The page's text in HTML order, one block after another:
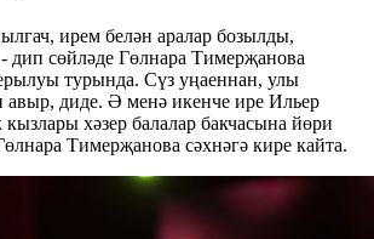
ирем белән аралар бозылды,
дип сөйләде Гөлнара Тимерҗанова
турында. Сүз уңаеннан, улы
авыр, диде. Ә менә икенче ире Ильер
кызлары хәзер балалар бакчасына йөри
Тимерҗанова сәхнәгә кире кайта.